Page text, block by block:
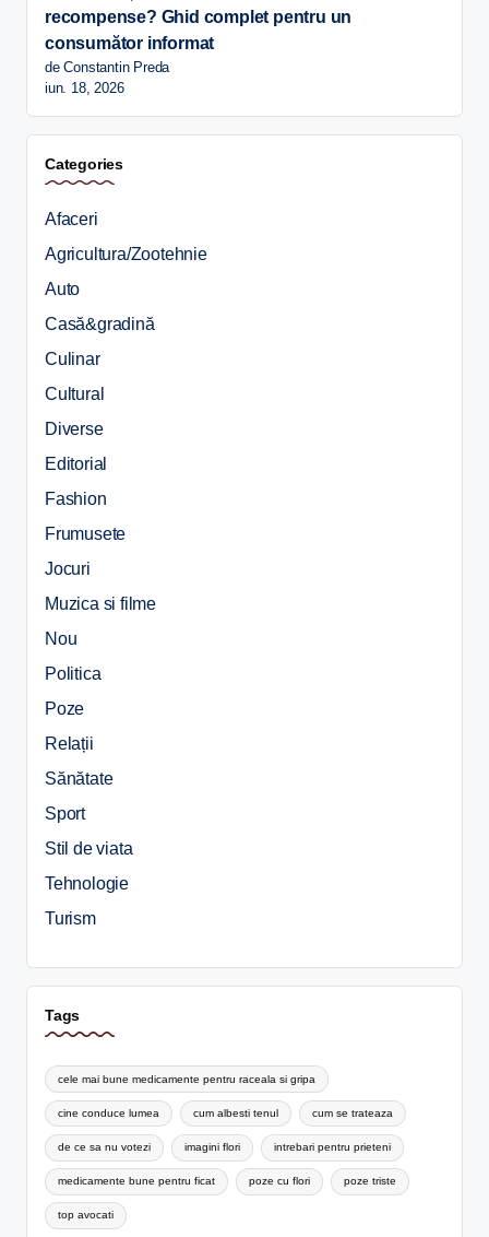
recompense? Ghid complet pentru un
consumător informat
de Constantin Preda
iun. 18, 2026
Categories
Afaceri
Agricultura/Zootehnie
Auto
Casă&gradină
Culinar
Cultural
Diverse
Editorial
Fashion
Frumusete
Jocuri
Muzica si filme
Nou
Politica
Poze
Relații
Sănătate
Sport
Stil de viata
Tehnologie
Turism
Tags
cele mai bune medicamente pentru raceala si gripa
cine conduce lumea cum albesti tenul cum se trateaza
de ce sa nu votezi imagini flori intrebari pentru prieteni
medicamente bune pentru ficat poze cu flori poze triste
top avocati